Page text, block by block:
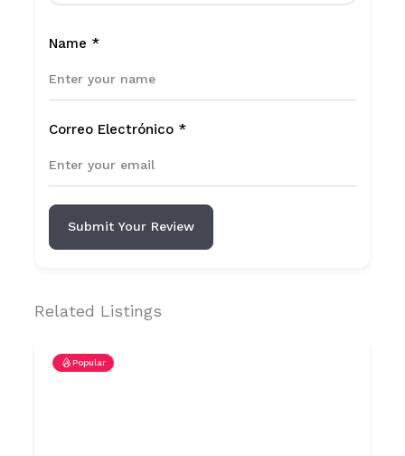
Name *
Correo Electrónico *
Submit Your Review
Related Listings
Popular